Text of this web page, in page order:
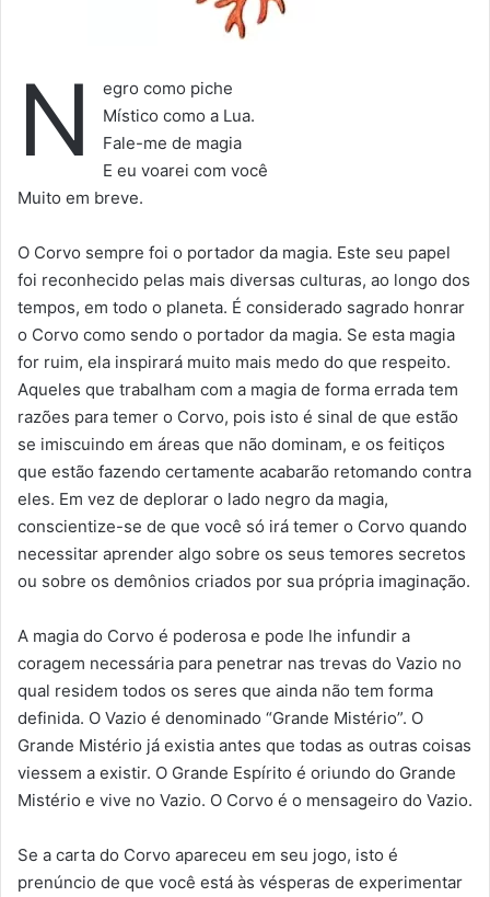
N
egro como piche
Místico como a Lua.
Fale-me de magia
E eu voarei com você
Muito em breve.
O Corvo sempre foi o portador da magia. Este seu papel
foi reconhecido pelas mais diversas culturas, ao longo dos
tempos, em todo o planeta. É considerado sagrado honrar
o Corvo como sendo o portador da magia. Se esta magia
for ruim, ela inspirará muito mais medo do que respeito.
Aqueles que trabalham com a magia de forma errada tem
razões para temer o Corvo, pois isto é sinal de que estão
se imiscuindo em áreas que não dominam, e os feitiços
que estão fazendo certamente acabarão retomando contra
eles. Em vez de deplorar o lado negro da magia,
conscientize-se de que você só irá temer o Corvo quando
necessitar aprender algo sobre os seus temores secretos
ou sobre os demônios criados por sua própria imaginação.
A magia do Corvo é poderosa e pode lhe infundir a
coragem necessária para penetrar nas trevas do Vazio no
qual residem todos os seres que ainda não tem forma
definida. O Vazio é denominado “Grande Mistério”. O
Grande Mistério já existia antes que todas as outras coisas
viessem a existir. O Grande Espírito é oriundo do Grande
Mistério e vive no Vazio. O Corvo é o mensageiro do Vazio.
Se a carta do Corvo apareceu em seu jogo, isto é
prenúncio de que você está às vésperas de experimentar